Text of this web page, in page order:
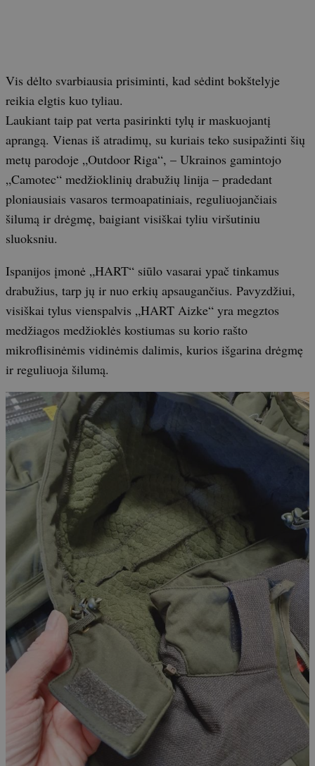
Vis dėlto svarbiausia prisiminti, kad sėdint bokštelyje
reikia elgtis kuo tyliau.
Laukiant taip pat verta pasirinkti tylų ir maskuojantį
aprangą. Vienas iš atradimų, su kuriais teko susipažinti šių
metų parodoje „Outdoor Riga“, – Ukrainos gamintojo
„Camotec“ medžioklinių drabužių linija – pradedant
ploniausiais vasaros termoapatiniais, reguliuojančiais
šilumą ir drėgmę, baigiant visiškai tyliu viršutiniu
sluoksniu.
Ispanijos įmonė „HART“ siūlo vasarai ypač tinkamus
drabužius, tarp jų ir nuo erkių apsaugančius. Pavyzdžiui,
visiškai tylus vienspalvis „HART Aizke“ yra megztos
medžiagos medžioklės kostiumas su korio rašto
mikroflisinėmis vidinėmis dalimis, kurios išgarina drėgmę
ir reguliuoja šilumą.